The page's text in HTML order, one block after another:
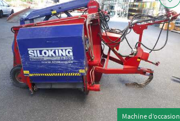
Machine d’occasion